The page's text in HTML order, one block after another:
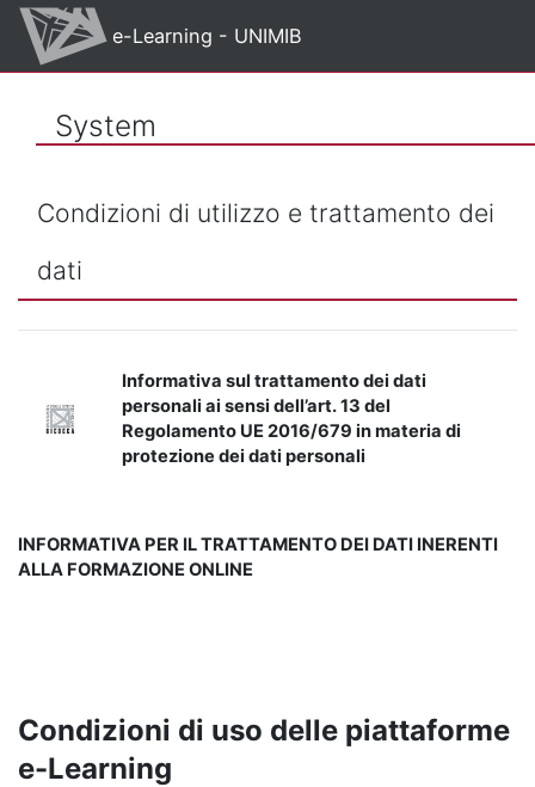
Skip to main content
e-Learning - UNIMIB
System
Condizioni di utilizzo e trattamento dei
dati
Informativa sul trattamento dei dati
personali ai sensi dell’art. 13 del
Regolamento UE 2016/679 in materia di
protezione dei dati personali
INFORMATIVA PER IL TRATTAMENTO DEI DATI INERENTI
ALLA FORMAZIONE ONLINE
Condizioni di uso delle piattaforme
e-Learning